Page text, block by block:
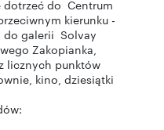
dotrzeć do Centrum
kierunku -
galerii Solvay
Zakopianka,
licznych punktów
kino, dziesiątki